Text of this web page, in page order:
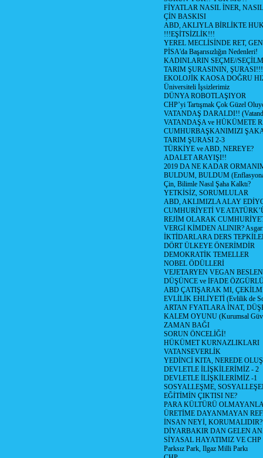
FİYATLAR NASIL İNER,
ÇİN BASKISI
ABD, AKLIYLA BİRLİKTE
!!!EŞİTSİZLİK!!!
YEREL MECLİSİNDE RET,
PİSA'da Başarısızlığın Nedenleri!
KADINLARIN SEÇME//
TARIM ŞURASININ, ŞURASI!!!
EKOLOJİK KAOSA DOĞRU
Üniversiteli İşsizlerimiz
DÜNYA ROBOTLAŞIYOR
CHP’yi Tartışmak Çok Güzel
VATANDAŞ DARALDI!!
VATANDAŞA ve HÜKÜMETE
CUMHURBAŞKANIMIZI
TARIM ŞURASI 2-3
TÜRKİYE ve ABD, NEREYE?
ADALET ARAYIŞI!!
2019 DA NE KADAR
BULDUM, BULDUM
Çin, Bilimle Nasıl Şaha Kalktı?
YETKİSİZ, SORUMLULAR
ABD, AKLIMIZLA ALAY
CUMHURİYETİ VE
REJİM OLARAK
VERGİ KİMDEN ALINIR?
İKTİDARLARA DERS
DÖRT ÜLKEYE ÖNERİMDİR
DEMOKRATİK TEMELLER
NOBEL ÖDÜLLERİ
VEJETARYEN VEGAN
DÜŞÜNCE ve İFADE
ABD ÇATIŞARAK MI,
EVLİLİK EHLİYETİ (Evlilik de
ARTAN FYATLARA İNAT,
KALEM OYUNU (Kurumsal
ZAMAN BAĞI
SORUN ÖNCELİĞİ!
HÜKÜMET KURNAZLIKLARI
VATANSEVERLİK
YEDİNCİ KITA, NEREDE
DEVLETLE İLİŞKİLERİMİZ - 2
DEVLETLE İLİŞKİLERİMİZ -1
SOSYALLEŞME,
EĞİTİMİN ÇIKTISI NE?
PARA KÜLTÜRÜ
ÜRETİME DAYANMAYAN
İNSAN NEYİ, KORUMALIDIR?
DİYARBAKIR DAN GELEN
SİYASAL HAYATIMIZ VE CHP
Parksız Park, Ilgaz Milli Parkı